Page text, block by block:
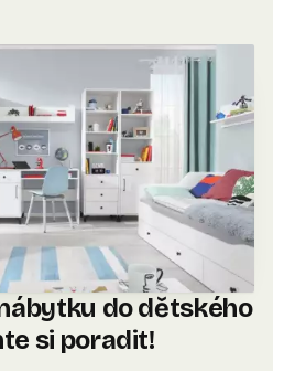
do dětského
si poradit!